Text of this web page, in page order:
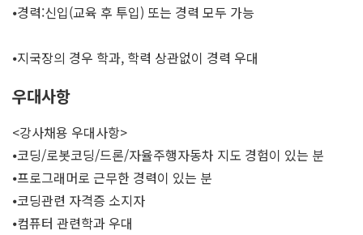
⦁경력:신입(교육 후 투입) 또는 경력 모두 가능
⦁지국장의 경우 학과, 학력 상관없이 경력 우대
우대사항
<강사채용 우대사항>
⦁코딩/로봇코딩/드론/자율주행자동차 지도 경험이 있는 분
⦁프로그래머로 근무한 경력이 있는 분
⦁코딩관련 자격증 소지자
⦁컴퓨터 관련학과 우대